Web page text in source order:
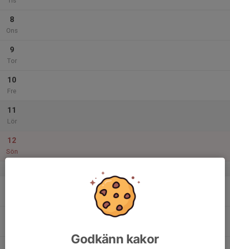
8
Ons
9
Tor
10
Fre
11
Lör
12
Sön
Godkänn kakor